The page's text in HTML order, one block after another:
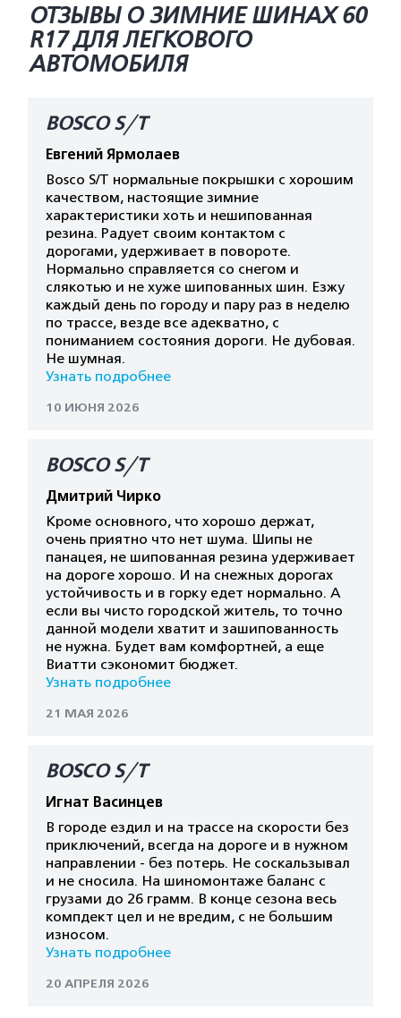
ОТЗЫВЫ О ЗИМНИЕ ШИНАХ 60
R17 ДЛЯ ЛЕГКОВОГО
АВТОМОБИЛЯ
BOSCO S/T
Евгений Ярмолаев
Bosco S/T нормальные покрышки с хорошим
качеством, настоящие зимние
характеристики хоть и нешипованная
резина. Радует своим контактом с
дорогами, удерживает в повороте.
Нормально справляется со снегом и
слякотью и не хуже шипованных шин. Езжу
каждый день по городу и пару раз в неделю
по трассе, везде все адекватно, с
пониманием состояния дороги. Не дубовая.
Не шумная.
Узнать подробнее
10 ИЮНЯ 2026
BOSCO S/T
Дмитрий Чирко
Кроме основного, что хорошо держат,
очень приятно что нет шума. Шипы не
панацея, не шипованная резина удерживает
на дороге хорошо. И на снежных дорогах
устойчивость и в горку едет нормально. А
если вы чисто городской житель, то точно
данной модели хватит и зашипованность
не нужна. Будет вам комфортней, а еще
Виатти сэкономит бюджет.
Узнать подробнее
21 МАЯ 2026
BOSCO S/T
Игнат Васинцев
В городе ездил и на трассе на скорости без
приключений, всегда на дороге и в нужном
направлении - без потерь. Не соскальзывал
и не сносила. На шиномонтаже баланс с
грузами до 26 грамм. В конце сезона весь
компдект цел и не вредим, с не большим
износом.
Узнать подробнее
20 АПРЕЛЯ 2026